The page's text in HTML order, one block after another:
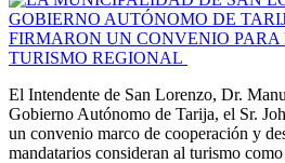
El Intendente de San Lorenzo, Dr.
Gobierno Autónomo de Tarija, el Sr.
un convenio marco de cooperación y
mandatarios consideran al turismo